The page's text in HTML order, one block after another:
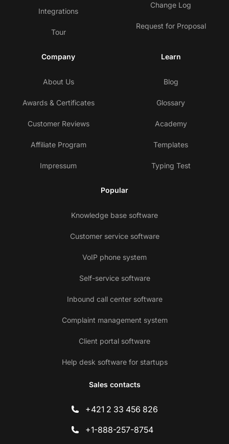
Integrations
Tour
Change Log
Request for Proposal
Company
About Us
Awards & Certificates
Customer Reviews
Affiliate Program
Impressum
Learn
Blog
Glossary
Academy
Templates
Typing Test
Popular
Knowledge base software
Customer service software
VoIP phone system
Self-service software
Inbound call center software
Complaint management system
Client portal software
Help desk software for startups
Sales contacts
+421 2 33 456 826
+1-888-257-8754